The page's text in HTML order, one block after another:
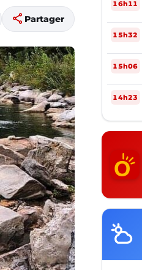
share Partager
16h11
15h32
15h06
14h23